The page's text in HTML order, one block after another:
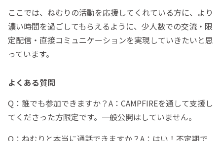
ここでは、ねむりの活動を応援してくれている方に、より
濃い時間を過ごしてもらえるように、少人数での交流・限
定配信・直接コミュニケーションを実現していきたいと思
っています。
よくある質問
Q：誰でも参加できますか？A：CAMPFIREを通して支援し
てくださった方限定です。一般公開はしていません。